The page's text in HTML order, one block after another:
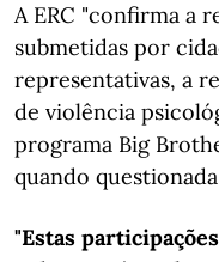
A ERC "confirma a
submetidas por
representativas, a
de violência
programa Big
quando
"Estas